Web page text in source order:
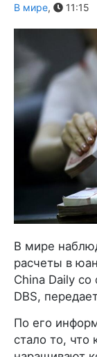
В мире, 11:15
В мире
расчеты в
China Daily со
DBS,
По его
стало то, что